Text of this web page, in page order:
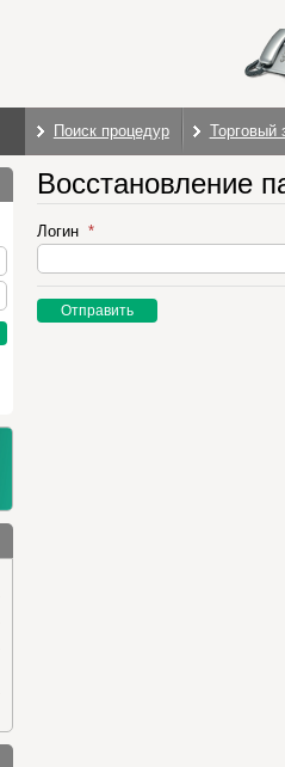
Поиск процедур Торговый
Восстановление
Логин
Отправить